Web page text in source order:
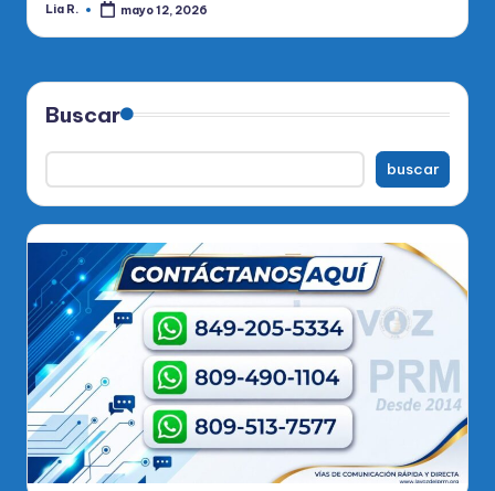
Publicado
Lia R. mayo 12, 2026
Buscar
buscar